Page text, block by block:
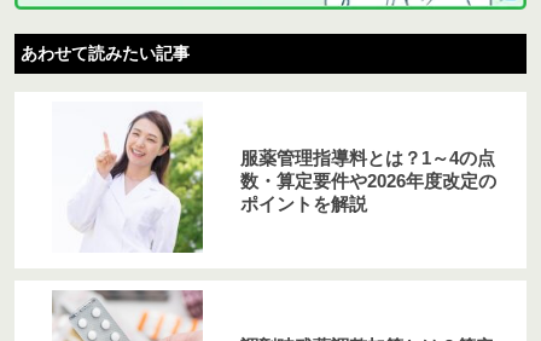
あわせて読みたい記事
服薬管理指導料とは？1～4の点
数・算定要件や2026年度改定の
ポイントを解説